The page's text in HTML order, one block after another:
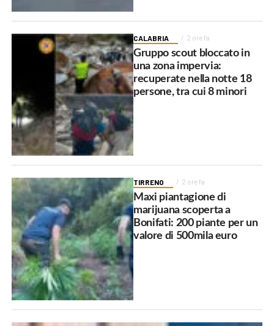
CALABRIA 2 ore fa
Gruppo scout bloccato in
una zona impervia:
recuperate nella notte 18
persone, tra cui 8 minori
TIRRENO 2 ore fa
Maxi piantagione di
marijuana scoperta a
Bonifati: 200 piante per un
valore di 500mila euro